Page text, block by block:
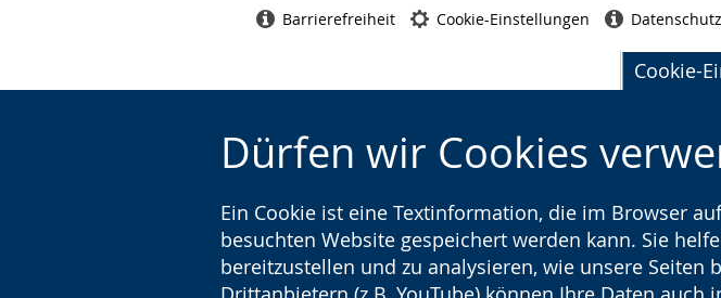
Cookie-
Dürfen wir Cookies
Ein Cookie ist eine Textinformation, die im Browser
besuchten Website gespeichert werden kann. Sie
bereitzustellen und zu analysieren, wie unsere Seiten
Barrierefreiheit Cookie-Einstellungen